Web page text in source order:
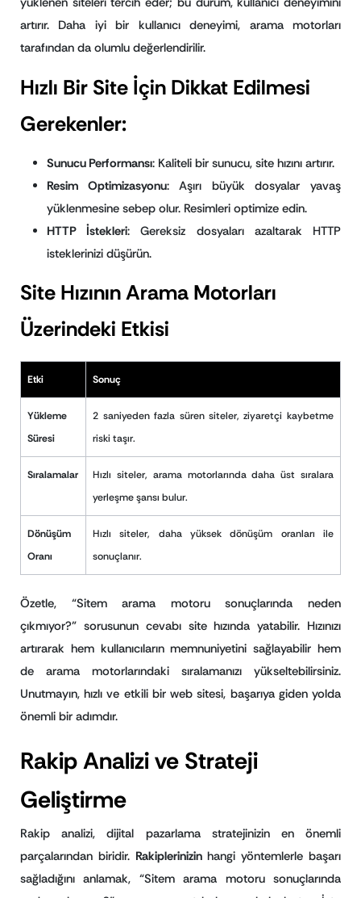
artırır. Daha iyi bir kullanıcı deneyimi, arama motorları
tarafından da olumlu değerlendirilir.
Hızlı Bir Site İçin Dikkat Edilmesi
Gerekenler:
Sunucu Performansı: Kaliteli bir sunucu, site hızını artırır.
Resim Optimizasyonu: Aşırı büyük dosyalar yavaş
yüklenmesine sebep olur. Resimleri optimize edin.
HTTP İstekleri: Gereksiz dosyaları azaltarak HTTP
isteklerinizi düşürün.
Site Hızının Arama Motorları
Üzerindeki Etkisi
Etki Sonuç
Yükleme
Süresi
2 saniyeden fazla süren siteler, ziyaretçi kaybetme
riski taşır.
Sıralamalar
Hızlı siteler, arama motorlarında daha üst sıralara
yerleşme şansı bulur.
Dönüşüm
Oranı
Hızlı siteler, daha yüksek dönüşüm oranları ile
sonuçlanır.
Özetle, “Sitem arama motoru sonuçlarında neden
çıkmıyor?” sorusunun cevabı site hızında yatabilir. Hızınızı
artırarak hem kullanıcıların memnuniyetini sağlayabilir hem
de arama motorlarındaki sıralamanızı yükseltebilirsiniz.
Unutmayın, hızlı ve etkili bir web sitesi, başarıya giden yolda
önemli bir adımdır.
Rakip Analizi ve Strateji
Geliştirme
Rakip analizi, dijital pazarlama stratejinizin en önemli
parçalarından biridir. Rakiplerinizinhangi yöntemlerle başarı
sağladığını anlamak, “Sitem arama motoru sonuçlarında